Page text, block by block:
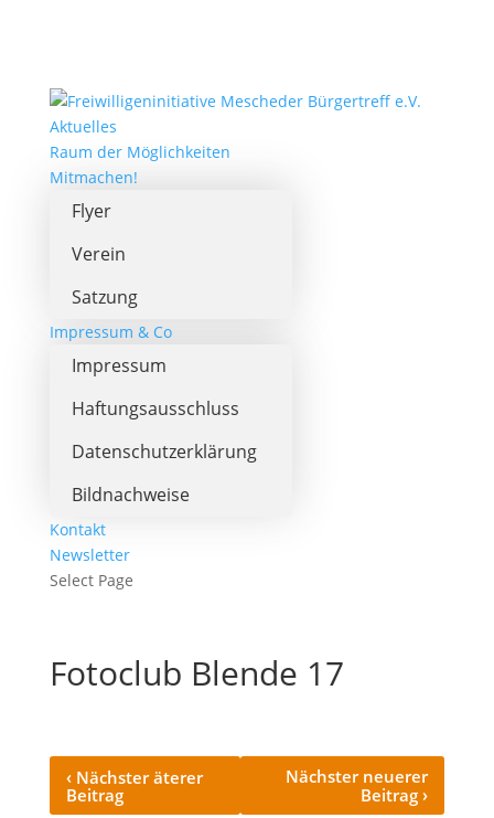
Aktuelles
Raum der Möglichkeiten
Mitmachen!
Flyer
Verein
Satzung
Impressum & Co
Impressum
Haftungsausschluss
Datenschutzerklärung
Bildnachweise
Kontakt
Newsletter
Select Page
Fotoclub Blende 17
‹Nächster äterer
Beitrag
Nächster neuerer
Beitrag›